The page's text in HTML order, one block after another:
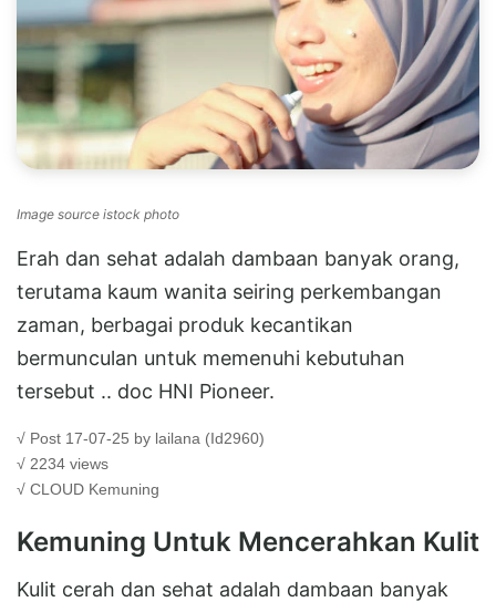
Image source istock photo
Erah dan sehat adalah dambaan banyak orang,
terutama kaum wanita seiring perkembangan
zaman, berbagai produk kecantikan
bermunculan untuk memenuhi kebutuhan
tersebut .. doc HNI Pioneer.
√ Post 17-07-25 by lailana (Id2960)
√ 2234 views
√ CLOUD Kemuning
Kemuning Untuk Mencerahkan Kulit
Kulit cerah dan sehat adalah dambaan banyak